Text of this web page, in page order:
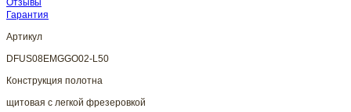
Отзывы
Гарантия
Артикул
DFUS08EMGGO02-L50
Конструкция полотна
щитовая с легкой фрезеровкой